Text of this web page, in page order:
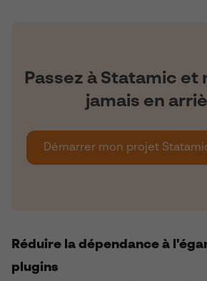
Passez à Statamic et
jamais en
Démarrer mon projet
Réduire la dépendance à
plugins